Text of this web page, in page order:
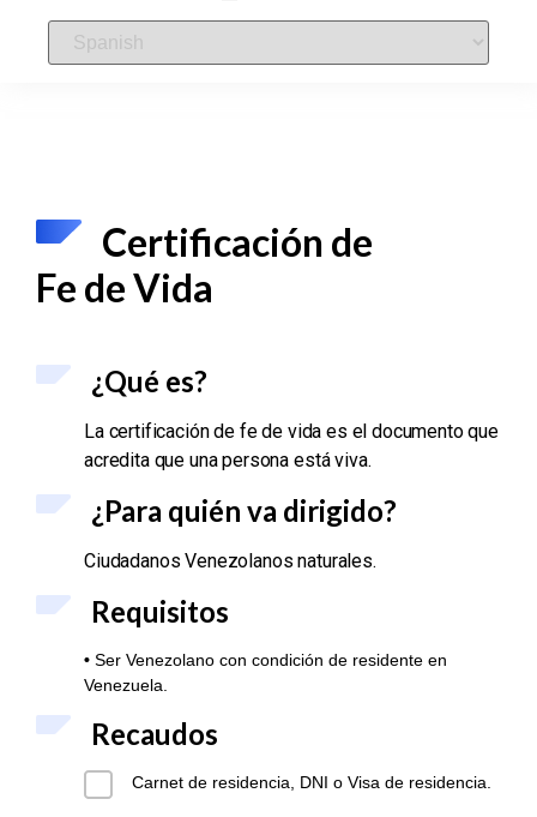
Certificación de
Fe de Vida
¿Qué es?
La certificación de fe de vida es el documento que
acredita que una persona está viva.
¿Para quién va dirigido?
Ciudadanos Venezolanos naturales.
Requisitos
• Ser Venezolano con condición de residente en
Venezuela.
Recaudos
Carnet de residencia, DNI o Visa de residencia.